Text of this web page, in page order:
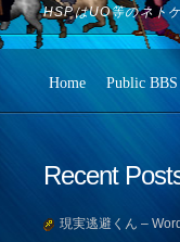
HSPはUO等のネト
Home Public BBS
Recent
現実逃避くん –